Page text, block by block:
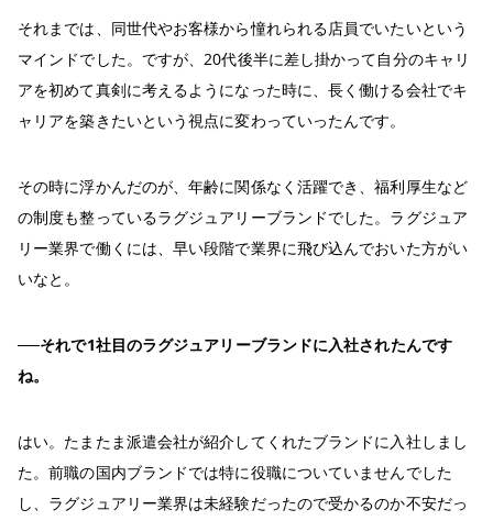
それまでは、同世代やお客様から憧れられる店員でいたいという
マインドでした。ですが、20代後半に差し掛かって⾃分のキャリ
アを初めて真剣に考えるようになった時に、長く働ける会社でキ
ャリアを築きたいという視点に変わっていったんです。
その時に浮かんだのが、年齢に関係なく活躍でき、福利厚生など
の制度も整っているラグジュアリーブランドでした。ラグジュア
リー業界で働くには、早い段階で業界に飛び込んでおいた方がい
いなと。
──それで1社目のラグジュアリーブランドに入社されたんです
ね。
はい。たまたま派遣会社が紹介してくれたブランドに入社しまし
た。前職の国内ブランドでは特に役職についていませんでした
し、ラグジュアリー業界は未経験だったので受かるのか不安だっ